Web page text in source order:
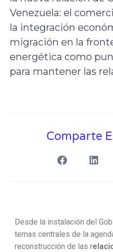
Venezuela: el
la integración
migración en la
energética como
para mantener las
Comparte
Desde la instalación del
temas centrales de la
reconstrucción de las r